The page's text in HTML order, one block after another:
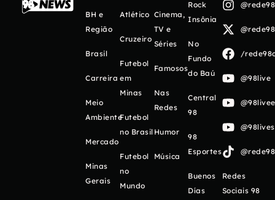
BH e
Região
Brasil
Carreira
Meio
Ambiente
Mercado
Minas
Gerais
Atlético
Cruzeiro
Futebol
em
Minas
Futebol
no Brasil
Futebol
no
Mundo
Cinema,
TV e
Séries
Famosos
Nas
Redes
Humor
Música
Rock
Insônia
No
Fundo
do Baú
Central
98
98
Esportes
Buenos
Días
/
@98live
Redes
Sociais 98